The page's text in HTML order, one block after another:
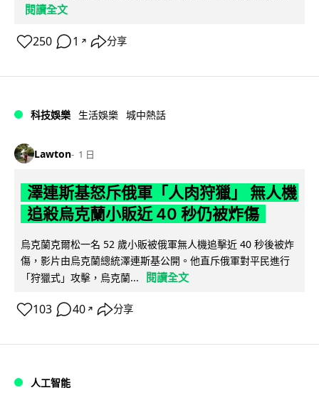
閱讀全文
250 1 ↗ 分享
科技娛樂 生活娛樂 城中熱話
Lawton 1 日
澤連斯基怒斥俄軍「人肉狩獵」 無人機
追殺烏克蘭小販近 40 秒仍被炸傷
烏克蘭克爾松一名 52 歲小販被俄軍無人機追擊近 40 秒後被炸
傷，影片由烏克蘭總統澤連斯基公開。他直斥俄軍對平民進行
「狩獵式」攻擊，烏克蘭...
閱讀全文
103 40 ↗ 分享
人工智能